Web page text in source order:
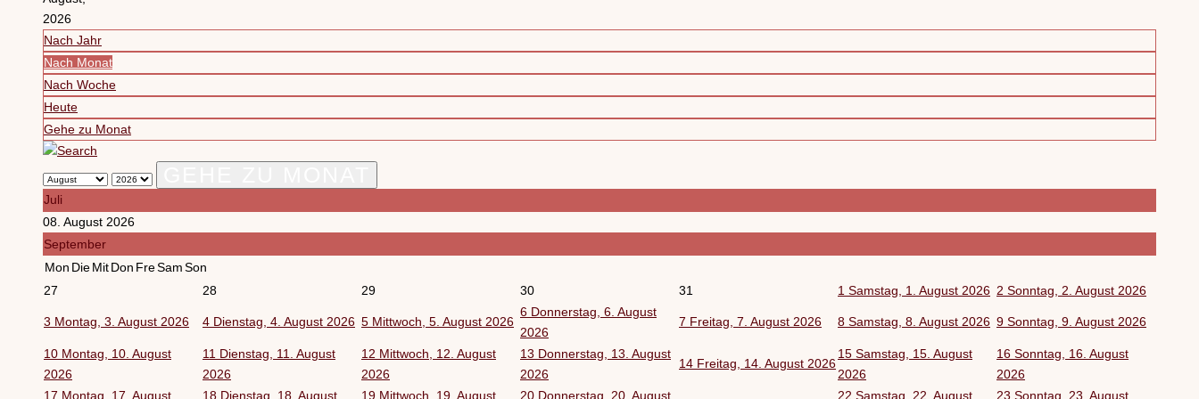
2026
Nach Jahr
Nach Monat
Nach Woche
Heute
Gehe zu Monat
Juli
08. August 2026
September
Mon DieMitDon FreSamSon
27
28 29 30 31 1 Samstag, 1. August 2026 2 Sonntag, 2. August 2026
3 Montag, 3. August 2026 4 Dienstag, 4. August 2026 5 Mittwoch, 5. August 2026
6 Donnerstag, 6. August
2026
7 Freitag, 7. August 2026 8 Samstag, 8. August 2026 9 Sonntag, 9. August 2026
10 Montag, 10. August
2026
11 Dienstag, 11. August
2026
12 Mittwoch, 12. August
2026
13 Donnerstag, 13. August
2026
14 Freitag, 14. August 2026
15 Samstag, 15. August
2026
16 Sonntag, 16. August
2026
17 Montag, 17. August 18 Dienstag, 18. August 19 Mittwoch, 19. August 20 Donnerstag, 20. August 22 Samstag, 22. August 23 Sonntag, 23. August